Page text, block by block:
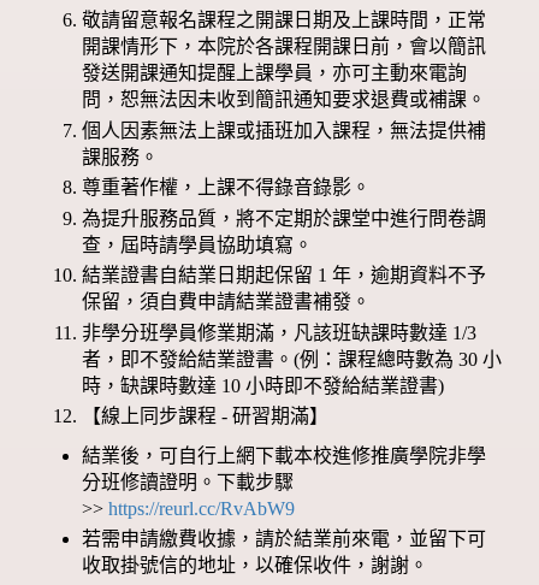
敬請留意報名課程之開課日期及上課時間，正常
開課情形下，本院於各課程開課日前，會以簡訊
發送開課通知提醒上課學員，亦可主動來電詢
問，恕無法因未收到簡訊通知要求退費或補課。
個人因素無法上課或插班加入課程，無法提供補
課服務。
尊重著作權，上課不得錄音錄影。
為提升服務品質，將不定期於課堂中進行問卷調
查，屆時請學員協助填寫。
結業證書自結業日期起保留 1 年，逾期資料不予
保留，須自費申請結業證書補發。
非學分班學員修業期滿，凡該班缺課時數達 1/3
者，即不發給結業證書。(例：課程總時數為 30 小
時，缺課時數達 10 小時即不發給結業證書)
【線上同步課程 - 研習期滿】
結業後，可自行上網下載本校進修推廣學院非學
分班修讀證明。下載步驟
>>https://reurl.cc/RvAbW9
若需申請繳費收據，請於結業前來電，並留下可
收取掛號信的地址，以確保收件，謝謝。